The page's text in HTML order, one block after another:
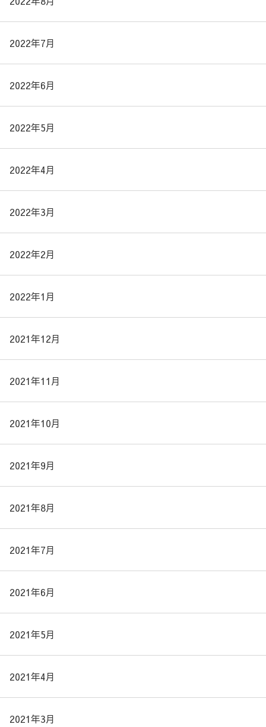
2022年7月
2022年6月
2022年5月
2022年4月
2022年3月
2022年2月
2022年1月
2021年12月
2021年11月
2021年10月
2021年9月
2021年8月
2021年7月
2021年6月
2021年5月
2021年4月
2021年3月